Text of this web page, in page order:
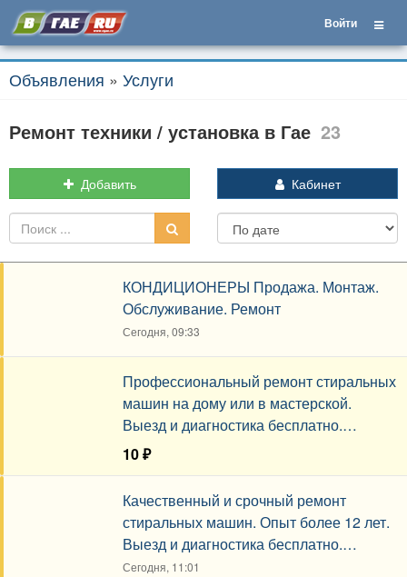
Войти
Объявления » Услуги
Ремонт техники / установка в Гае 23
Добавить Кабинет
КОНДИЦИОНЕРЫ Продажа. Монтаж.
Обслуживание. Ремонт
Сегодня, 09:33
Профессиональный ремонт стиральных
машин на дому или в мастерской.
Выезд и диагностика бесплатно.
Гарантия от 12 месяцев.
10 ₽
Сегодня, 11:20
Качественный и срочный ремонт
стиральных машин. Опыт более 12 лет.
Выезд и диагностика бесплатно.
Гарантия.
Сегодня, 11:01